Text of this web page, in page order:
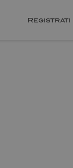
Registrati